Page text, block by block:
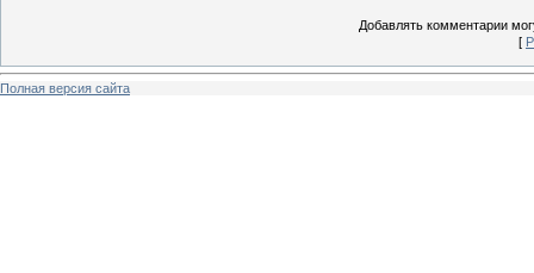
Добавлять комментарии
[
Полная версия сайта